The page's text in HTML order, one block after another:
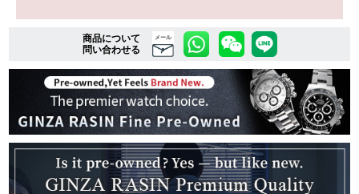
複数条件で商品を絞り込む
詳細検索はこちら
ご利用ガイド
GINZA RASINのプレミアムクオリティについて
商品について
問い合わせる
メール